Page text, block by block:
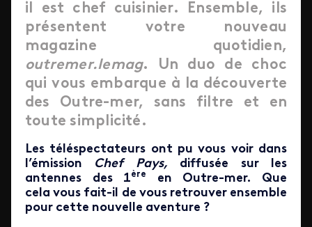
il est chef cuisinier. Ensemble, ils
présentent votre nouveau
magazine quotidien,
outremer.lemag. Un duo de choc
qui vous embarque à la découverte
des Outre-mer, sans filtre et en
toute simplicité.
Les téléspectateurs ont pu vous voir dans
l’émission Chef Pays, diffusée sur les
antennes des 1ère
en Outre-mer. Que
cela vous fait-il de vous retrouver ensemble
pour cette nouvelle aventure ?